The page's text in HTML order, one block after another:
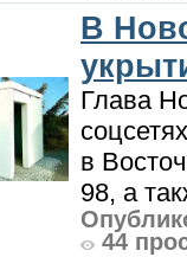
В
Глава
в
98, а
44